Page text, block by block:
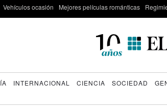
Vehículos ocasión Mejores películas románticas
INTERNACIONAL CIENCIA SOCIEDAD